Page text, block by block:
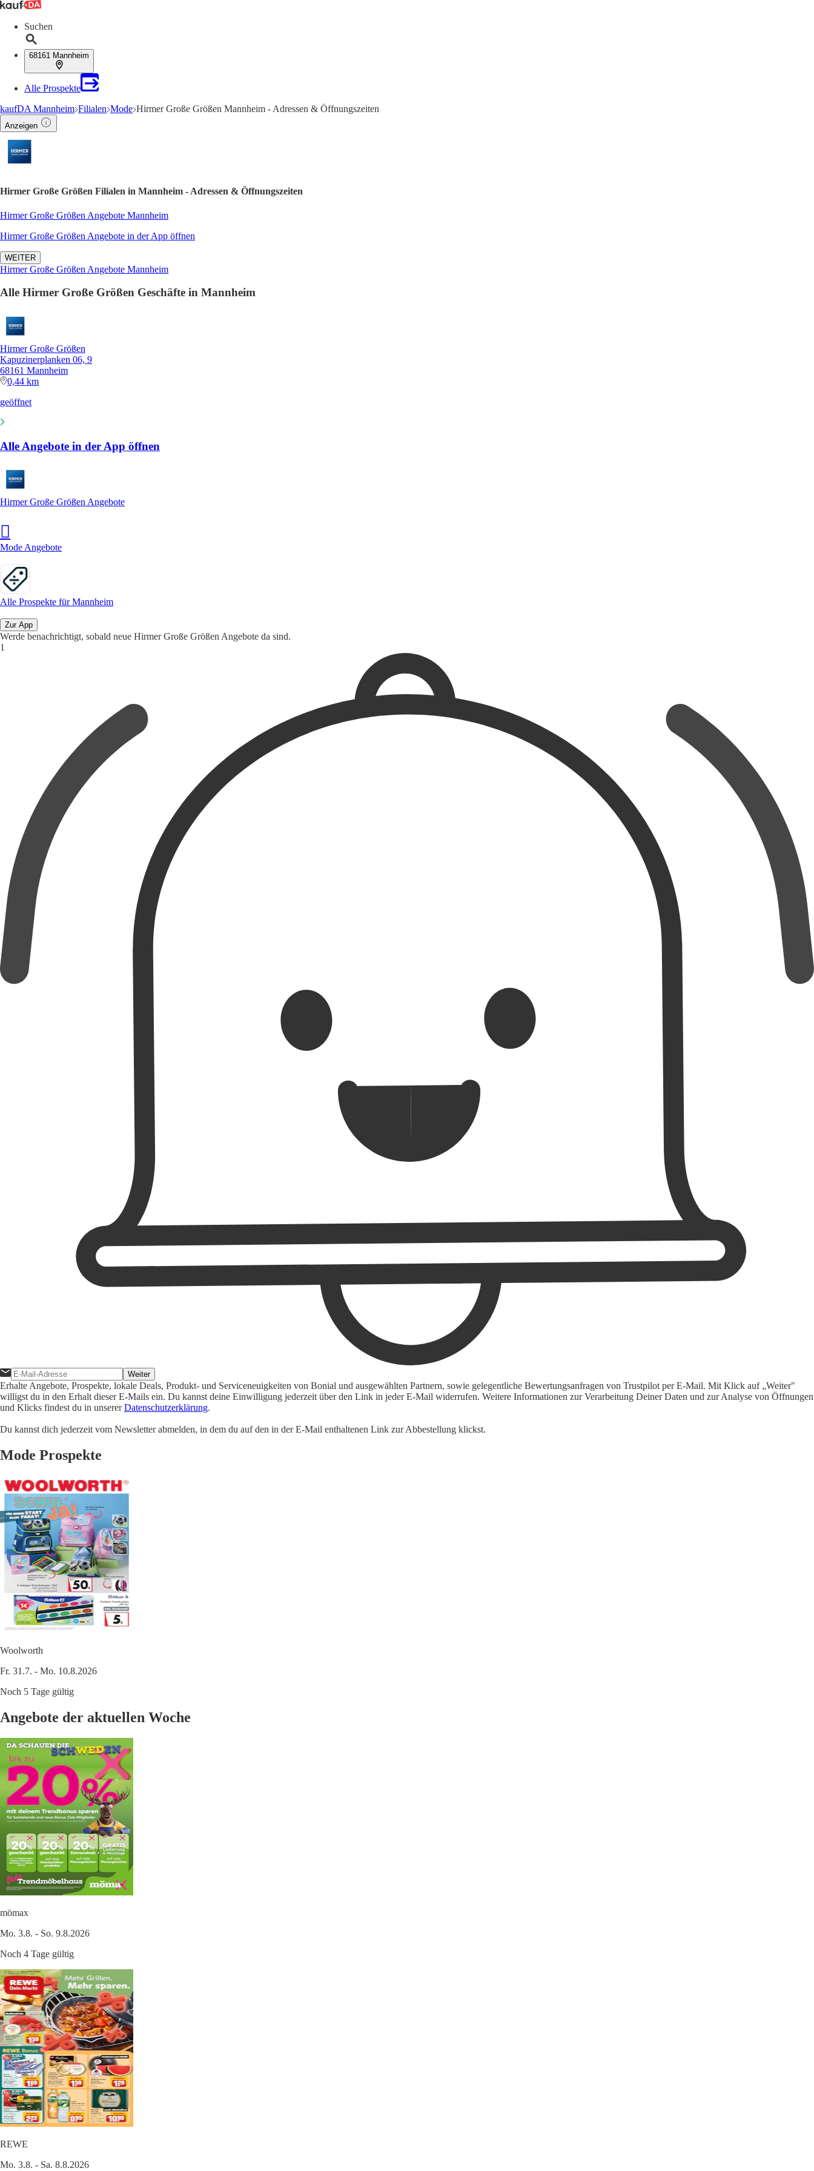
Suchen
68161 Mannheim
Alle Prospekte
kaufDA Mannheim Filialen Mode Hirmer Große Größen Mannheim - Adressen & Öffnungszeiten
Anzeigen
Hirmer Große Größen Filialen in Mannheim - Adressen & Öffnungszeiten
Hirmer Große Größen Angebote Mannheim
Hirmer Große Größen Angebote in der App öffnen
WEITER
Hirmer Große Größen Angebote Mannheim
Alle Hirmer Große Größen Geschäfte in Mannheim
Hirmer Große Größen
Kapuzinerplanken 06, 9
68161 Mannheim
0,44 km
geöffnet
Alle Angebote in der App öffnen
Hirmer Große Größen Angebote
Mode Angebote
Alle Prospekte für Mannheim
Zur App
Werde benachrichtigt, sobald neue Hirmer Große Größen Angebote da sind.
Weiter
Erhalte Angebote, Prospekte, lokale Deals, Produkt- und Serviceneuigkeiten von Bonial und ausgewählten Partnern, sowie gelegentliche Bewertungsanfragen von Trustpilot per E-Mail. Mit Klick auf „Weiter"
willigst du in den Erhalt dieser E-Mails ein. Du kannst deine Einwilligung jederzeit über den Link in jeder E-Mail widerrufen. Weitere Informationen zur Verarbeitung Deiner Daten und zur Analyse von Öffnungen
und Klicks findest du in unsererDatenschutzerklärung.
Du kannst dich jederzeit vom Newsletter abmelden, in dem du auf den in der E-Mail enthaltenen Link zur Abbestellung klickst.
Mode Prospekte
Woolworth
Fr. 31.7. - Mo. 10.8.2026
Noch 5 Tage gültig
Angebote der aktuellen Woche
mömax
Mo. 3.8. - So. 9.8.2026
Noch 4 Tage gültig
REWE
Mo. 3.8. - Sa. 8.8.2026